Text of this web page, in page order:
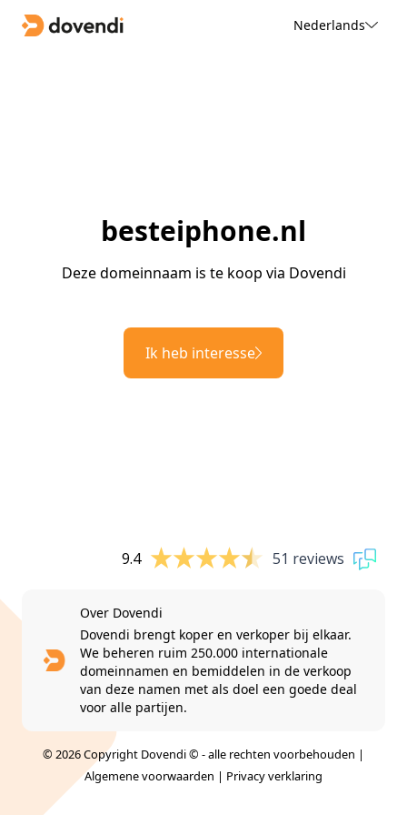
Nederlands
besteiphone.nl
Deze domeinnaam is te koop via Dovendi
Ik heb interesse
9.4 51 reviews
Over Dovendi
Dovendi brengt koper en verkoper bij elkaar.
We beheren ruim 250.000 internationale
domeinnamen en bemiddelen in de verkoop
van deze namen met als doel een goede deal
voor alle partijen.
© 2026 Copyright Dovendi © - alle rechten voorbehouden |
Algemene voorwaarden | Privacy verklaring